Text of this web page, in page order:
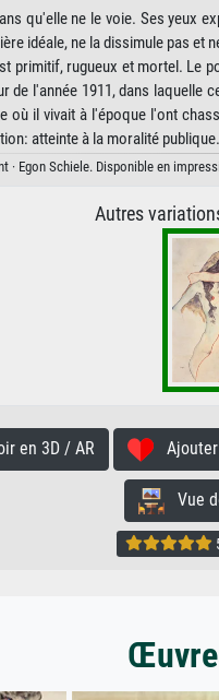
qu'elle ne le voie. Ses yeux
idéale, ne la dissimule pas
primitif, rugueux et mortel. Le
de l'année 1911, dans laquelle
où il vivait à l'époque l'ont
atteinte à la moralité publique.
· Egon Schiele. Disponible en
Autres
en 3D / AR
Vue